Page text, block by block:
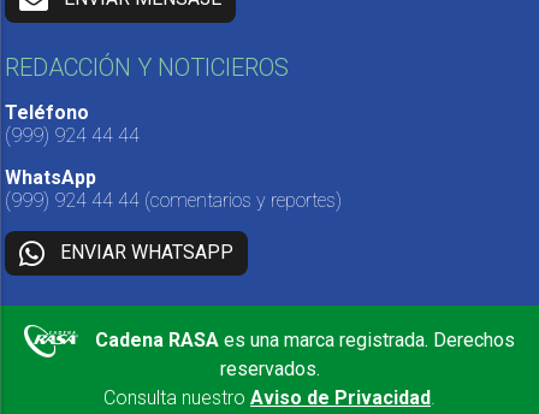
REDACCIÓN Y NOTICIEROS
Teléfono
(999) 924 44 44
WhatsApp
(999) 924 44 44 (comentarios y reportes)
ENVIAR WHATSAPP
Cadena RASA es una marca registrada. Derechos
reservados.
Consulta nuestro Aviso de Privacidad.